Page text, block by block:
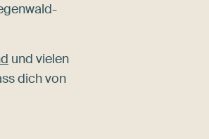
und vielen
dich von